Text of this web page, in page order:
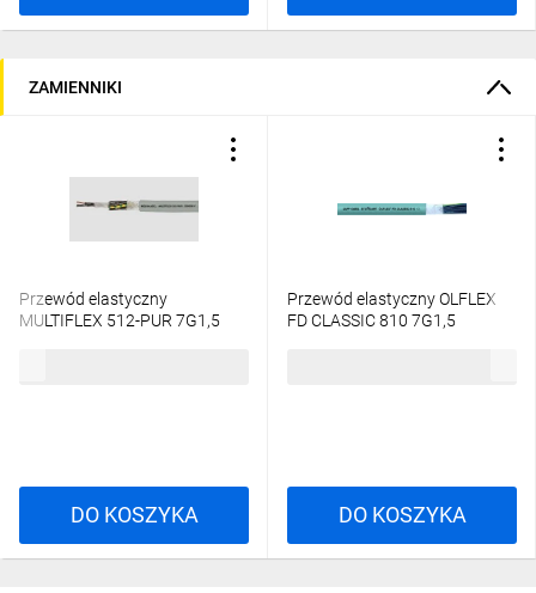
ZAMIENNIKI
Przewód elastyczny
MULTIFLEX 512-PUR 7G1,5
DO KOSZYKA
Przewód elastyczny OLFLEX
FD CLASSIC 810 7G1,5
DO KOSZYKA